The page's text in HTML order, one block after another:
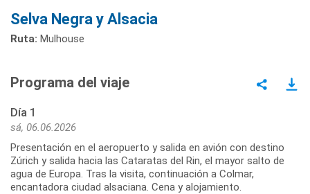
Selva Negra y Alsacia
Ruta: Mulhouse
Programa del viaje
Día 1
sá, 06.06.2026
Presentación en el aeropuerto y salida en avión con destino
Zúrich y salida hacia las Cataratas del Rin, el mayor salto de
agua de Europa. Tras la visita, continuación a Colmar,
encantadora ciudad alsaciana. Cena y alojamiento.